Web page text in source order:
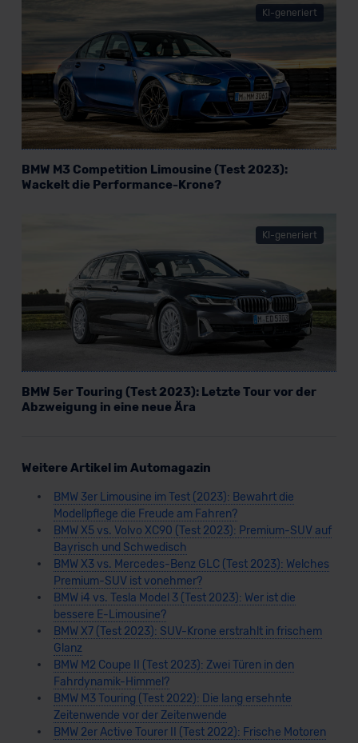
KI-generiert
BMW M3 Competition Limousine (Test 2023):
Wackelt die Performance-Krone?
KI-generiert
BMW 5er Touring (Test 2023): Letzte Tour vor der
Abzweigung in eine neue Ära
Weitere Artikel im Automagazin
BMW 3er Limousine im Test (2023): Bewahrt die
Modellpflege die Freude am Fahren?
BMW X5 vs. Volvo XC90 (Test 2023): Premium-SUV auf
Bayrisch und Schwedisch
BMW X3 vs. Mercedes-Benz GLC (Test 2023): Welches
Premium-SUV ist vonehmer?
BMW i4 vs. Tesla Model 3 (Test 2023): Wer ist die
bessere E-Limousine?
BMW X7 (Test 2023): SUV-Krone erstrahlt in frischem
Glanz
BMW M2 Coupe II (Test 2023): Zwei Türen in den
Fahrdynamik-Himmel?
BMW M3 Touring (Test 2022): Die lang ersehnte
Zeitenwende vor der Zeitenwende
BMW 2er Active Tourer II (Test 2022): Frische Motoren